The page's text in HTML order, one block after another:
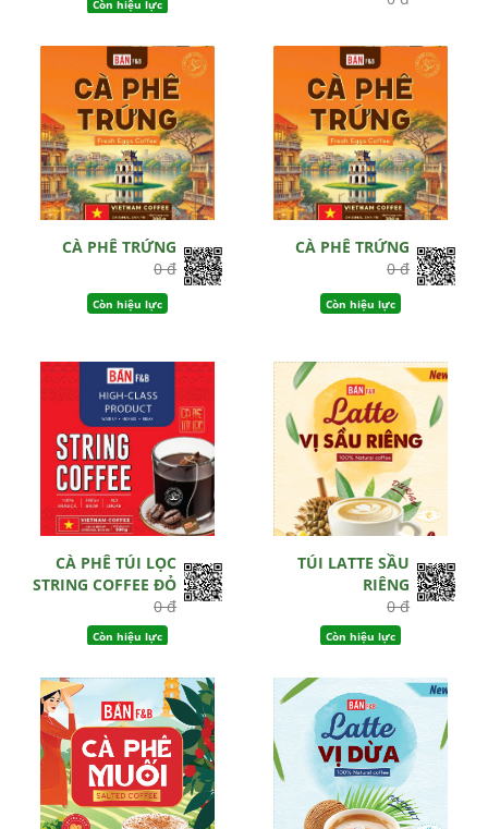
Còn hiệu lực
CÀ PHÊ TRỨNG
0 đ
Còn hiệu lực
CÀ PHÊ TRỨNG
0 đ
Còn hiệu lực
CÀ PHÊ TÚI LỌC
STRING COFFEE ĐỎ
0 đ
Còn hiệu lực
TÚI LATTE SẦU
RIÊNG
0 đ
Còn hiệu lực